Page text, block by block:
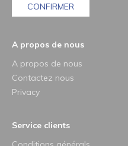
CONFIRMER
A propos de nous
A propos de nous
Contactez nous
Privacy
Service clients